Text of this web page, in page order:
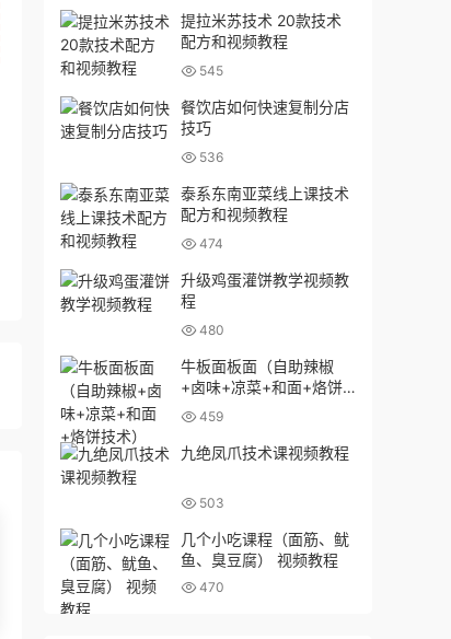
提拉米苏技术 20款技术
配方和视频教程
545
餐饮店如何快速复制分店
技巧
536
泰系东南亚菜线上课技术
配方和视频教程
474
升级鸡蛋灌饼教学视频教
程
480
牛板面板面（自助辣椒
+卤味+凉菜+和面+烙饼
技术）
459
九绝凤爪技术课视频教程
503
几个小吃课程（面筋、鱿
鱼、臭豆腐） 视频教程
470